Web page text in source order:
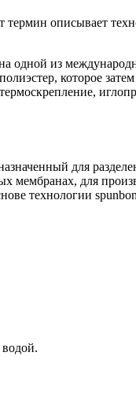
описывает
одной из
которое
для
мембранах, для
технологии